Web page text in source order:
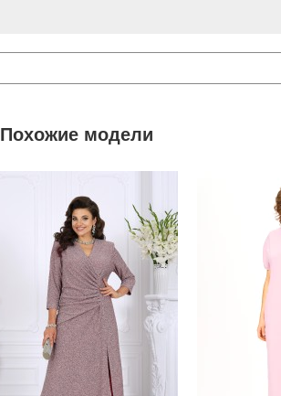
Похожие модели